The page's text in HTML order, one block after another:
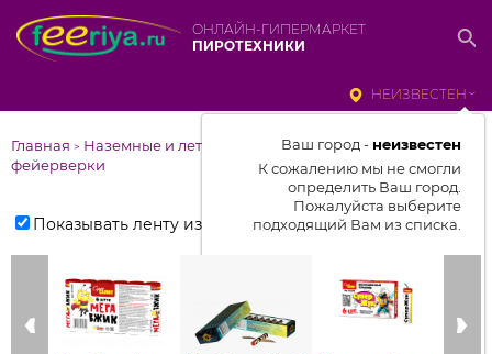
ОНЛАЙН-ГИПЕРМАРКЕТ
ПИРОТЕХНИКИ
НЕИЗВЕСТЕН
Ваш город - неизвестен
К сожалению мы не смогли
определить Ваш город.
Пожалуйста выберите
подходящий Вам из списка.
От выбранного города зависит
отображаемый ассортимент,
Главная > Наземные и летающие
фейерверки
Показывать ленту изделий